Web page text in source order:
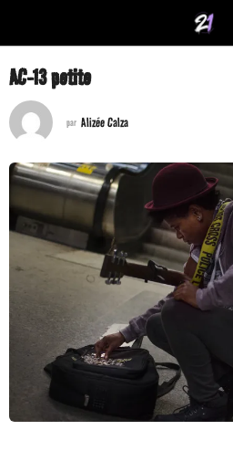
AC-13 petite
par Alizée Calza